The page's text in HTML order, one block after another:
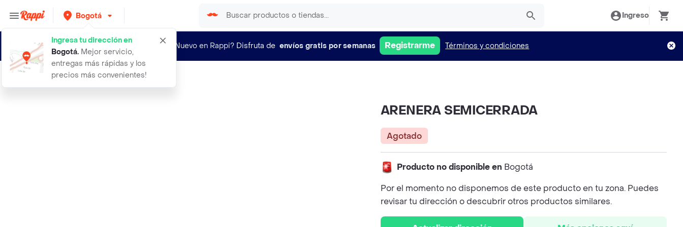
Bogotá
Ingresa tu dirección en
Bogotá. Mejor servicio,
entregas más rápidas y los
precios más convenientes!
Ingreso
¿Nuevo en Rappi? Disfruta de envíos gratis por semanas Registrarme Términos y condiciones
arenera semicerrada
ARENERA SEMICERRADA
Agotado
Producto no disponible en Bogotá
Por el momento no disponemos de este producto en tu zona. Puedes
revisar tu dirección o descubrir otros productos similares.